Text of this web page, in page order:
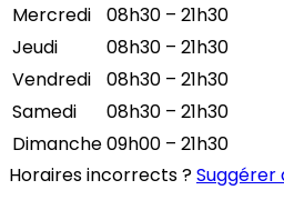
Mercredi
08h30 – 21h30
Jeudi
08h30 – 21h30
Vendredi
08h30 – 21h30
Samedi
08h30 – 21h30
Dimanche09h00 – 21h30
Horaires incorrects ?Suggérer